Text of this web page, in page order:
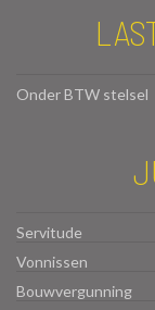
Onder BTW stelsel
Servitude
Vonnissen
Bouwvergunning